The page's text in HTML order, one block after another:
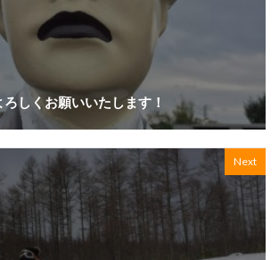
しくお願いいたします！
Next